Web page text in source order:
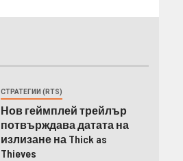
СТРАТЕГИИ (RTS)
Нов геймплей трейлър
потвърждава датата на
излизане на Thick as
Thieves